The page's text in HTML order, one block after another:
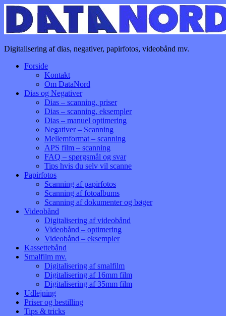
Skip
content
DataNord Scanservice
DataNord Scanservice – digitalisering af dias, negativer, videobånd
Digitalisering af dias, negativer, papirfotos, videobånd mv.
Forside
Kontakt
Om DataNord
Dias og Negativer
Dias – scanning, priser
Dias – scanning, eksempler
Dias – manuel optimering
Negativer – Scanning
Mellemformat – scanning
APS film – scanning
FAQ – spørgsmål og svar
Tips hvis du selv vil scanne
Papirfotos
Scanning af papirfotos
Scanning af fotoalbums
Scanning af dokumenter og bøger
Videobånd
Digitalisering af videobånd
Videobånd – optimering
Videobånd – eksempler
Kassettebånd
Smalfilm mv.
Digitalisering af smalfilm
Digitalisering af 16mm film
Digitalisering af 35mm film
Udlejning
Priser og bestilling
Tips & tricks